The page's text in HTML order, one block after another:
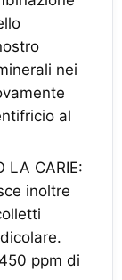
nei
al
LA CARIE:
inoltre
ppm di